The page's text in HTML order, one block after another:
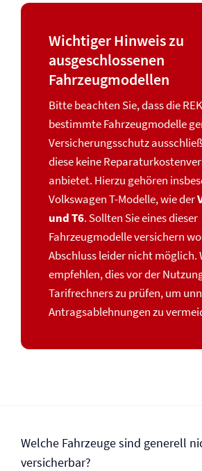
Wichtiger Hinweis zu
ausgeschlossenen
Fahrzeugmodellen
Bitte beachten Sie, dass die
bestimmte Fahrzeugmodelle
Versicherungsschutz
diese keine
anbietet. Hierzu gehören
Volkswagen T-Modelle, wie der
und T6. Sollten Sie eines dieser
Fahrzeugmodelle versichern
Abschluss leider nicht möglich.
empfehlen, dies vor der
Tarifrechners zu prüfen, um
Antragsablehnungen zu
Welche Fahrzeuge sind generell
versicherbar?